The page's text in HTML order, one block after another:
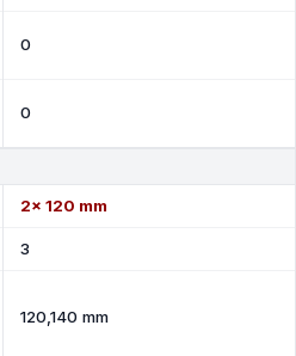
0
0
2x 120 mm
3
120,140 mm